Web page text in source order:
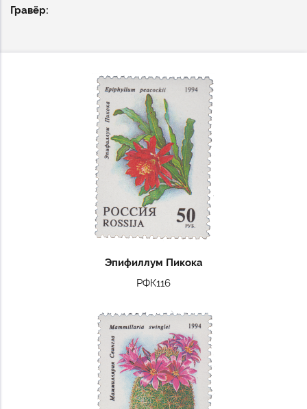
Гравёр:
Эпифиллум Пикока
РФК116